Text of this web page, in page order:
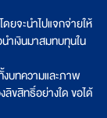
ดยจะนำไปแจกจ่ายให้
ำเงินมาสมทบทุนใน
บทความและภาพ
ลิขสิทธิ์อย่างใด ขอได้